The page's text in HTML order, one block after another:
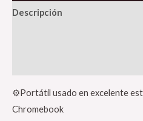
Descripción
⚙️Portátil usado en excelente
Chromebook